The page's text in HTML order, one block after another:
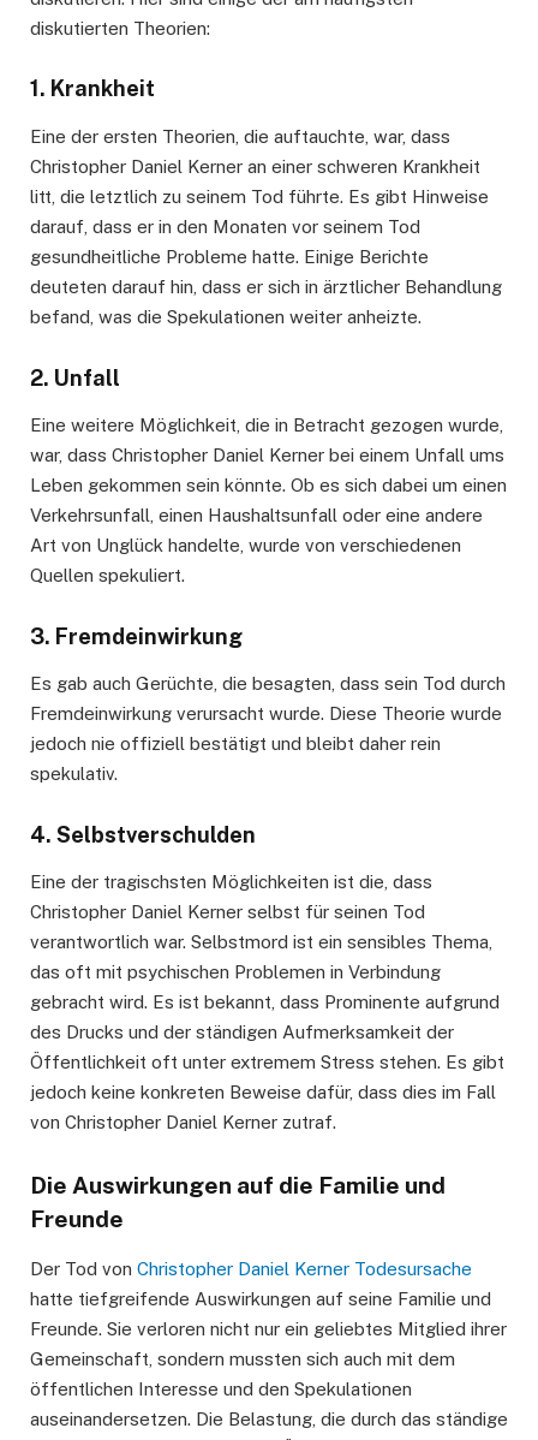
diskutierten Theorien:
1. Krankheit
Eine der ersten Theorien, die auftauchte, war, dass
Christopher Daniel Kerner an einer schweren Krankheit
litt, die letztlich zu seinem Tod führte. Es gibt Hinweise
darauf, dass er in den Monaten vor seinem Tod
gesundheitliche Probleme hatte. Einige Berichte
deuteten darauf hin, dass er sich in ärztlicher Behandlung
befand, was die Spekulationen weiter anheizte.
2. Unfall
Eine weitere Möglichkeit, die in Betracht gezogen wurde,
war, dass Christopher Daniel Kerner bei einem Unfall ums
Leben gekommen sein könnte. Ob es sich dabei um einen
Verkehrsunfall, einen Haushaltsunfall oder eine andere
Art von Unglück handelte, wurde von verschiedenen
Quellen spekuliert.
3. Fremdeinwirkung
Es gab auch Gerüchte, die besagten, dass sein Tod durch
Fremdeinwirkung verursacht wurde. Diese Theorie wurde
jedoch nie offiziell bestätigt und bleibt daher rein
spekulativ.
4. Selbstverschulden
Eine der tragischsten Möglichkeiten ist die, dass
Christopher Daniel Kerner selbst für seinen Tod
verantwortlich war. Selbstmord ist ein sensibles Thema,
das oft mit psychischen Problemen in Verbindung
gebracht wird. Es ist bekannt, dass Prominente aufgrund
des Drucks und der ständigen Aufmerksamkeit der
Öffentlichkeit oft unter extremem Stress stehen. Es gibt
jedoch keine konkreten Beweise dafür, dass dies im Fall
von Christopher Daniel Kerner zutraf.
Die Auswirkungen auf die Familie und
Freunde
Der Tod von Christopher Daniel Kerner Todesursache
hatte tiefgreifende Auswirkungen auf seine Familie und
Freunde. Sie verloren nicht nur ein geliebtes Mitglied ihrer
Gemeinschaft, sondern mussten sich auch mit dem
öffentlichen Interesse und den Spekulationen
auseinandersetzen. Die Belastung, die durch das ständige